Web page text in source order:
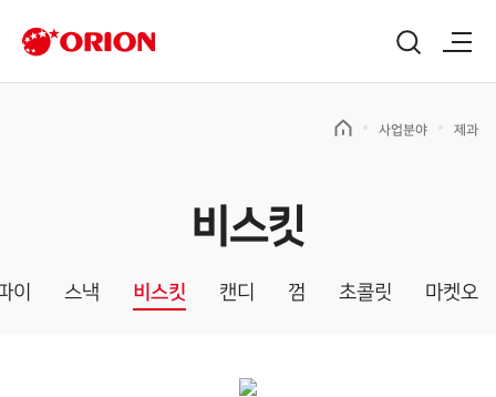
사업분야 제과
비스킷
이 스낵 비스킷 캔디 껌 초콜릿 마켓오